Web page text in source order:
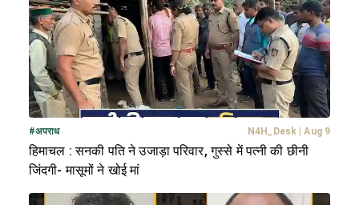
#अपराध N4H_Desk Aug 9
हिमाचल : सनकी पति ने उजाड़ा परिवार, गुस्से में पत्नी की छीनी
जिंदगी- मासूमों ने खोई मां